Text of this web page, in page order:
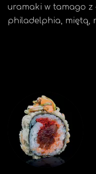
uramaki w tamago z
philadelphia, miętą,